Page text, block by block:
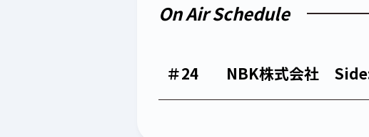
On Air Schedule
＃24 NBK株式会社